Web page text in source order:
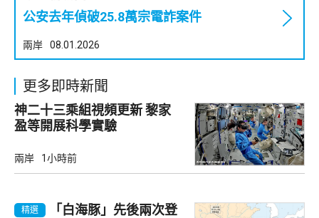
公安去年偵破25.8萬宗電詐案件
兩岸 08.01.2026
更多即時新聞
神二十三乘組視頻更新 黎家
盈等開展科學實驗
兩岸 1小時前
精選
「白海豚」先後兩次登